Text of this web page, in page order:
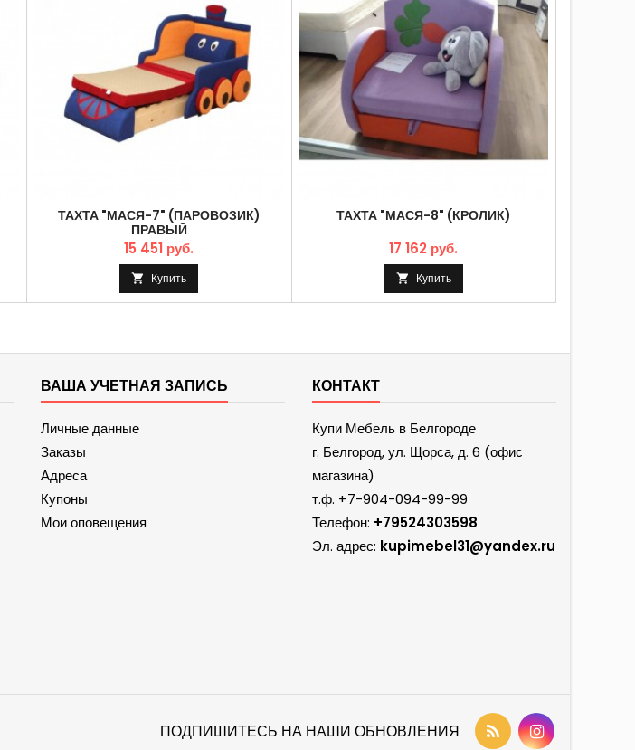
ТАХТА "МАСЯ-7" (ПАРОВОЗИК)
ПРАВЫЙ
15 451 руб.
 Купить
ТАХТА "МАСЯ-8" (КРОЛИК)
17 162 руб.
 Купить
ВАША УЧЕТНАЯ ЗАПИСЬ
Личные данные
Заказы
Адреса
Купоны
Мои оповещения
КОНТАКТ
Купи Мебель в Белгороде
г. Белгород, ул. Щорса, д. 6 (офис
магазина)
т.ф. +7-904-094-99-99
Телефон: +79524303598
Эл. адрес: kupimebel31@yandex.ru
ПОДПИШИТЕСЬ НА НАШИ ОБНОВЛЕНИЯ